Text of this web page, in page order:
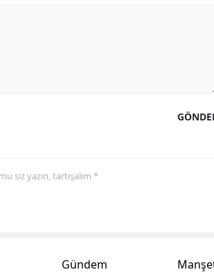
siz yazın, tartışalım *
Gündem